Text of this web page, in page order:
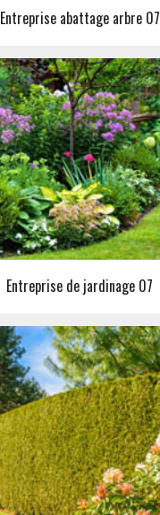
Entreprise abattage arbre 07
Entreprise de jardinage 07